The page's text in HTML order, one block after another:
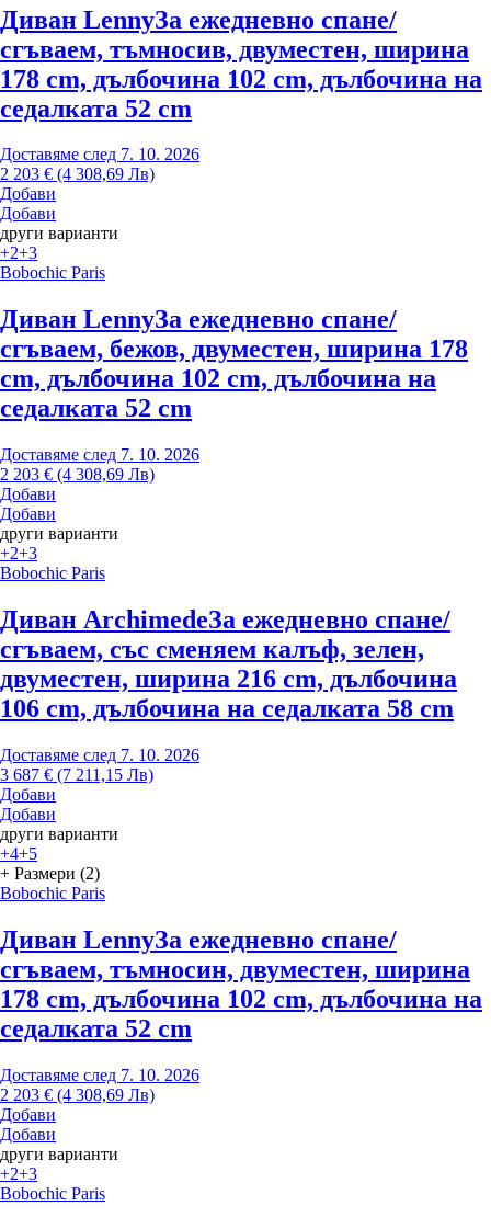
Диван LennyЗа ежедневно спане/
сгъваем, тъмносив, двуместен, ширина
178 cm, дълбочина 102 cm, дълбочина на
седалката 52 cm
Доставяме след 7. 10. 2026
2 203 € (4 308,69 Лв)
Добави
Добави
други варианти
+2+3
Bobochic Paris
Диван LennyЗа ежедневно спане/
сгъваем, бежов, двуместен, ширина 178
cm, дълбочина 102 cm, дълбочина на
седалката 52 cm
Доставяме след 7. 10. 2026
2 203 € (4 308,69 Лв)
Добави
Добави
други варианти
+2+3
Bobochic Paris
Диван ArchimedeЗа ежедневно спане/
сгъваем, със сменяем калъф, зелен,
двуместен, ширина 216 cm, дълбочина
106 cm, дълбочина на седалката 58 cm
Доставяме след 7. 10. 2026
3 687 € (7 211,15 Лв)
Добави
Добави
други варианти
+4+5
+ Размери (2)
Bobochic Paris
Диван LennyЗа ежедневно спане/
сгъваем, тъмносин, двуместен, ширина
178 cm, дълбочина 102 cm, дълбочина на
седалката 52 cm
Доставяме след 7. 10. 2026
2 203 € (4 308,69 Лв)
Добави
Добави
други варианти
+2+3
Bobochic Paris